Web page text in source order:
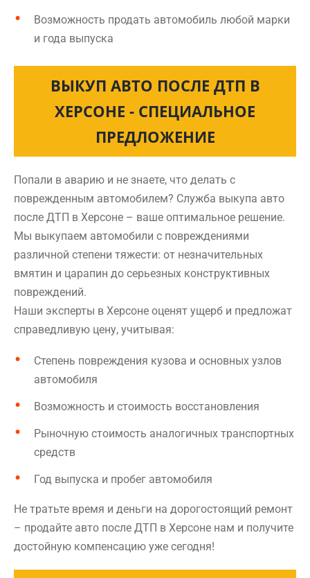
Возможность продать автомобиль любой марки
и года выпуска
ВЫКУП АВТО ПОСЛЕ ДТП В
ХЕРСОНЕ - СПЕЦИАЛЬНОЕ
ПРЕДЛОЖЕНИЕ
Попали в аварию и не знаете, что делать с
поврежденным автомобилем? Служба выкупа авто
после ДТП в Херсоне – ваше оптимальное решение.
Мы выкупаем автомобили с повреждениями
различной степени тяжести: от незначительных
вмятин и царапин до серьезных конструктивных
повреждений.
Наши эксперты в Херсоне оценят ущерб и предложат
справедливую цену, учитывая:
Степень повреждения кузова и основных узлов
автомобиля
Возможность и стоимость восстановления
Рыночную стоимость аналогичных транспортных
средств
Год выпуска и пробег автомобиля
Не тратьте время и деньги на дорогостоящий ремонт
– продайте авто после ДТП в Херсоне нам и получите
достойную компенсацию уже сегодня!